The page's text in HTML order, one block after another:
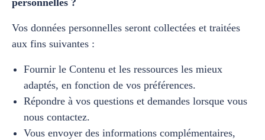
personnelles ?
Vos données personnelles seront collectées et traitées
aux fins suivantes :
Fournir le Contenu et les ressources les mieux
adaptés, en fonction de vos préférences.
Répondre à vos questions et demandes lorsque vous
nous contactez.
Vous envoyer des informations complémentaires,